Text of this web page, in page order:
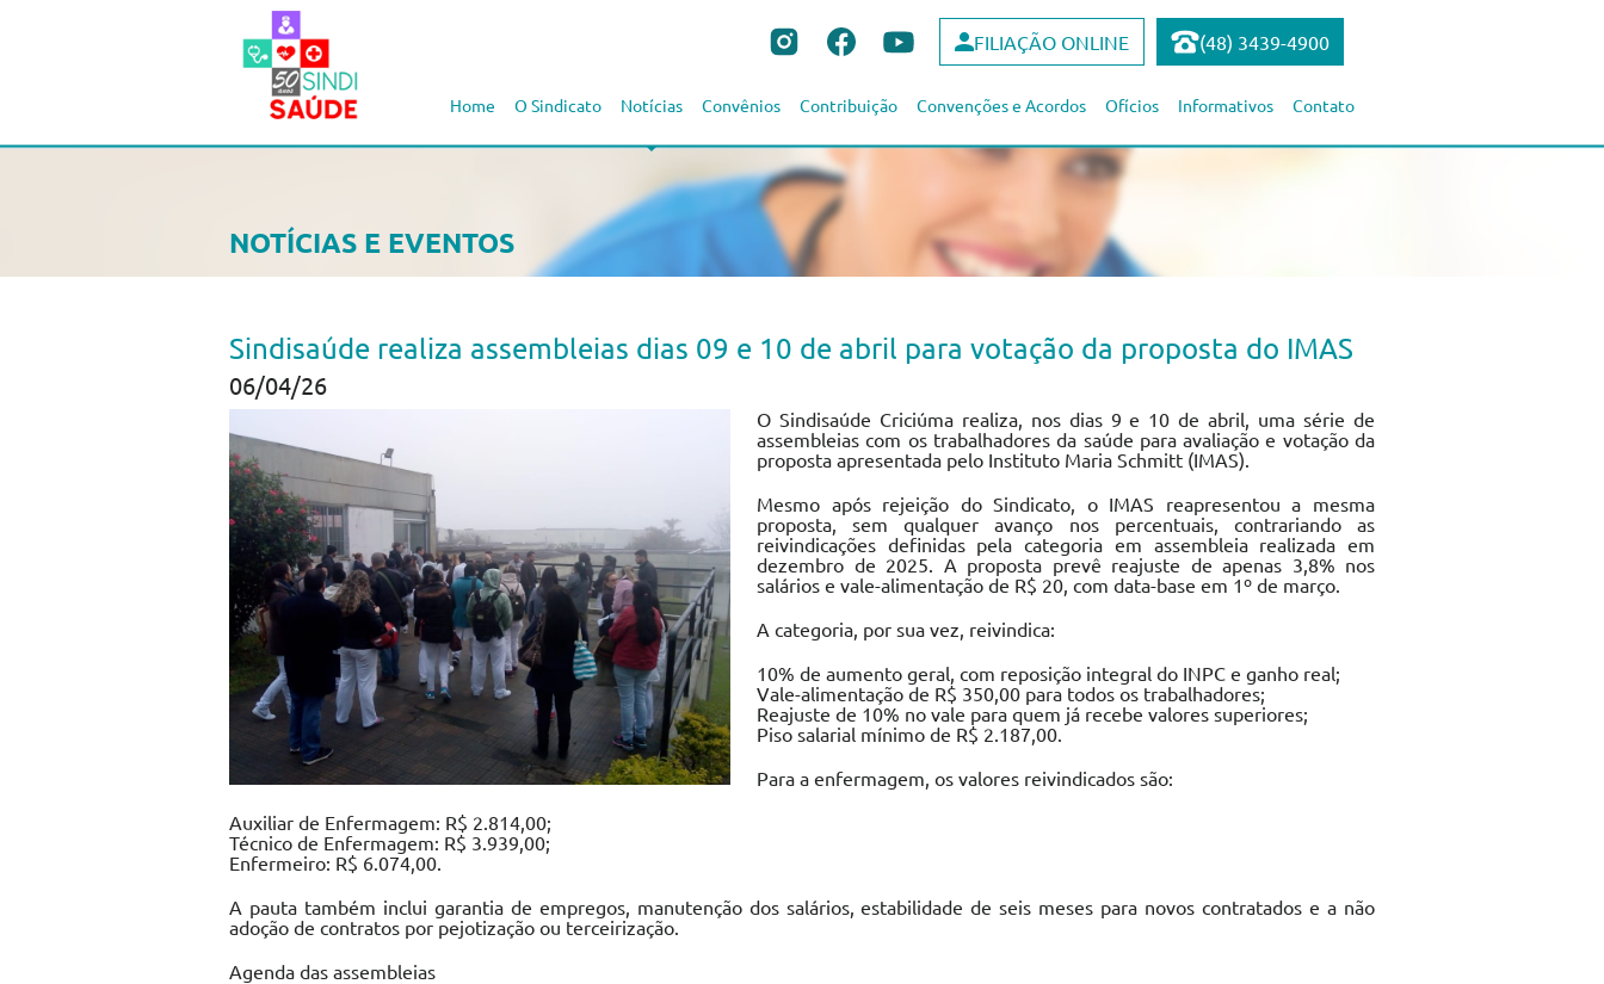
(48) 3439-4900
FILIAÇÃO ONLINE
Contato
Informativos
Ofícios
Convenções e Acordos
Contribuição
Convênios
Notícias
O Sindicato
Home
NOTÍCIAS E EVENTOS
Sindisaúde realiza assembleias dias 09 e 10 de abril para votação da proposta do IMAS
06/04/26
O Sindisaúde Criciúma realiza, nos dias 9 e 10 de abril, uma série de
assembleias com os trabalhadores da saúde para avaliação e votação da
proposta apresentada pelo Instituto Maria Schmitt (IMAS).
Mesmo após rejeição do Sindicato, o IMAS reapresentou a mesma
proposta, sem qualquer avanço nos percentuais, contrariando as
reivindicações definidas pela categoria em assembleia realizada em
dezembro de 2025. A proposta prevê reajuste de apenas 3,8% nos
salários e vale-alimentação de R$ 20, com data-base em 1º de março.
A categoria, por sua vez, reivindica:
10% de aumento geral, com reposição integral do INPC e ganho real;
Vale-alimentação de R$ 350,00 para todos os trabalhadores;
Reajuste de 10% no vale para quem já recebe valores superiores;
Piso salarial mínimo de R$ 2.187,00.
Para a enfermagem, os valores reivindicados são:
Auxiliar de Enfermagem: R$ 2.814,00;
Técnico de Enfermagem: R$ 3.939,00;
Enfermeiro: R$ 6.074,00.
A pauta também inclui garantia de empregos, manutenção dos salários, estabilidade de seis meses para novos contratados e a não
adoção de contratos por pejotização ou terceirização.
Agenda das assembleias